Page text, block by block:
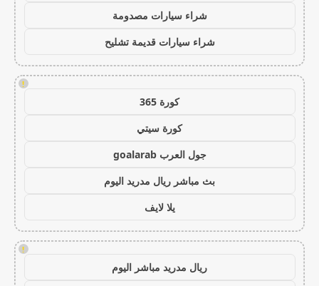
شراء سيارات مصدومة
شراء سيارات قديمة تشليح
!
كورة 365
كورة سيتي
جول العرب goalarab
بث مباشر ريال مدريد اليوم
يلا لايف
!
ريال مدريد مباشر اليوم